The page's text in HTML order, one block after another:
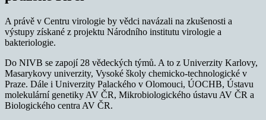
A právě v Centru virologie by vědci navázali na zkušenosti a
výstupy získané z projektu Národního institutu virologie a
bakteriologie.
Do NIVB se zapojí 28 vědeckých týmů. A to z Univerzity Karlovy,
Masarykovy univerzity, Vysoké školy chemicko-technologické v
Praze. Dále i Univerzity Palackého v Olomouci, ÚOCHB, Ústavu
molekulární genetiky AV ČR, Mikrobiologického ústavu AV ČR a
Biologického centra AV ČR.